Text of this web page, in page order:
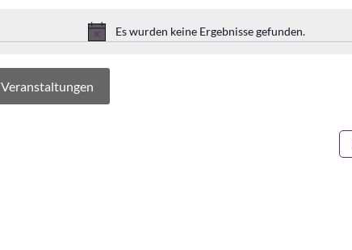
Hinweis
Es wurden keine Ergebnisse gefunden.
Veranstaltungen